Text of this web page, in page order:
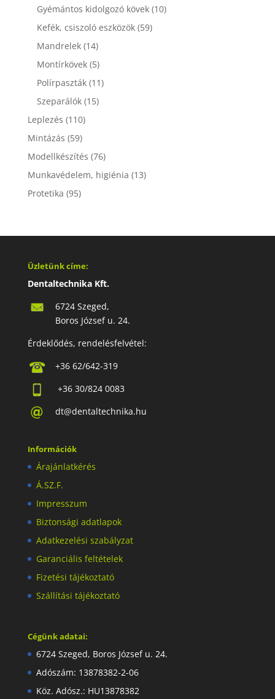
Gyémántos kidolgozó kövek (10)
Kefék, csiszoló eszközök (59)
Mandrelek (14)
Montírkövek (5)
Polírpaszták (11)
Szeparálók (15)
Leplezés (110)
Mintázás (59)
Modellkészítés (76)
Munkavédelem, higiénia (13)
Protetika (95)
Üzletünk címe:
Dentaltechnika Kft.
6724 Szeged,
Boros József u. 24.
Érdeklődés, rendelésfelvétel:
+36 62/642-319
+36 30/824 0083
dt@dentaltechnika.hu
Információk
Árajánlatkérés
Á.SZ.F.
Impresszum
Biztonsági adatlapok
Adatkezelési szabályzat
Garanciális feltételek
Fizetési tájékoztató
Szállítási tájékoztató
Cégünk adatai:
6724 Szeged, Boros József u. 24.
Adószám: 13878382-2-06
Köz. Adósz.: HU13878382